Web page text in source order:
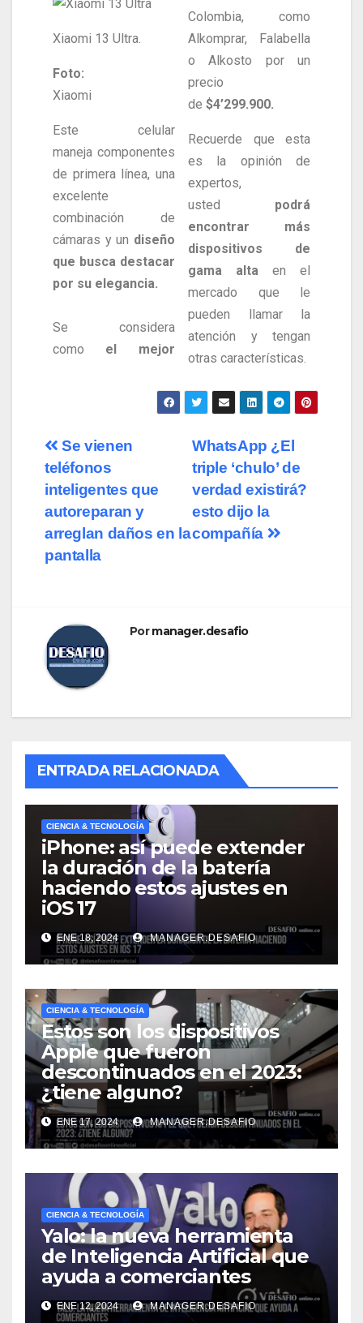
Xiaomi 13 Ultra.
Foto:
Xiaomi
Este celular
maneja componentes
de primera línea, una
excelente
combinación de
cámaras y un diseño
que busca destacar
por su elegancia.
Se considera
como el mejor
Colombia, como
Alkomprar, Falabella
o Alkosto por un
precio
de $4’299.900.
Recuerde que esta
es la opinión de
expertos,
usted podrá
encontrar más
dispositivos de
gama alta en el
mercado que le
pueden llamar la
atención y tengan
otras características.
WhatsApp ¿El
triple ‘chulo’ de
verdad existirá?
esto dijo la
compañía
Se vienen
teléfonos
inteligentes que
autoreparan y
arreglan daños en la
pantalla
Pormanager.desafio
ENTRADA RELACIONADA
CIENCIA & TECNOLOGÍA
iPhone: así puede extender
la duración de la batería
haciendo estos ajustes en
iOS 17
ENE 18, 2024 MANAGER.DESAFIO
CIENCIA & TECNOLOGÍA
Estos son los dispositivos
Apple que fueron
descontinuados en el 2023:
¿tiene alguno?
ENE 17, 2024 MANAGER.DESAFIO
CIENCIA & TECNOLOGÍA
Yalo: la nueva herramienta
de Inteligencia Artificial que
ayuda a comerciantes
ENE 12, 2024 MANAGER.DESAFIO